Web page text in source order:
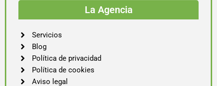
La Agencia
Servicios
Blog
Política de privacidad
Política de cookies
Aviso legal